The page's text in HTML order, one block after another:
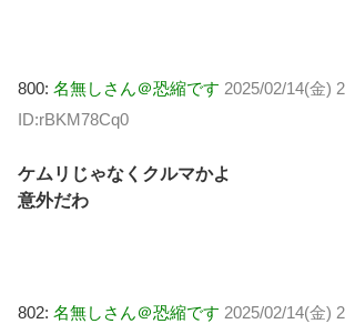
800: 名無しさん＠恐縮です 2025/02/14(金)
ID:rBKM78Cq0
ケムリじゃなくクルマかよ
意外だわ
802: 名無しさん＠恐縮です 2025/02/14(金)